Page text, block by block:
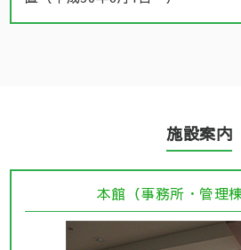
施設案内
本館（事務所・管理